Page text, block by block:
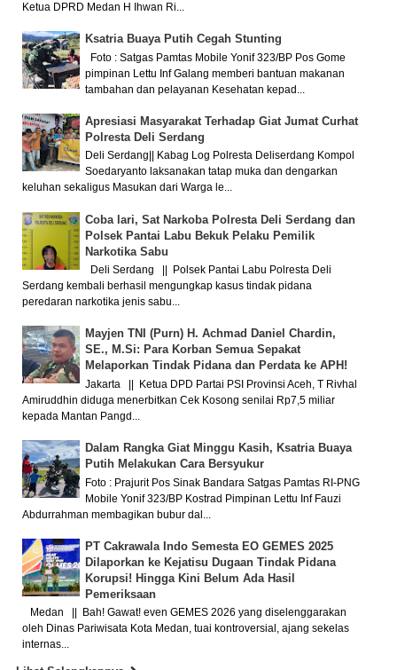
Ketua DPRD Medan H Ihwan Ri...
Ksatria Buaya Putih Cegah Stunting
Foto : Satgas Pamtas Mobile Yonif 323/BP Pos Gome
pimpinan Lettu Inf Galang memberi bantuan makanan
tambahan dan pelayanan Kesehatan kepad...
Apresiasi Masyarakat Terhadap Giat Jumat Curhat
Polresta Deli Serdang
Deli Serdang|| Kabag Log Polresta Deliserdang Kompol
Soedaryanto laksanakan tatap muka dan dengarkan
keluhan sekaligus Masukan dari Warga le...
Coba lari, Sat Narkoba Polresta Deli Serdang dan
Polsek Pantai Labu Bekuk Pelaku Pemilik
Narkotika Sabu
Deli Serdang || Polsek Pantai Labu Polresta Deli
Serdang kembali berhasil mengungkap kasus tindak pidana
peredaran narkotika jenis sabu...
Mayjen TNI (Purn) H. Achmad Daniel Chardin,
SE., M.Si: Para Korban Semua Sepakat
Melaporkan Tindak Pidana dan Perdata ke APH!
Jakarta || Ketua DPD Partai PSI Provinsi Aceh, T Rivhal
Amiruddhin diduga menerbitkan Cek Kosong senilai Rp7,5 miliar
kepada Mantan Pangd...
Dalam Rangka Giat Minggu Kasih, Ksatria Buaya
Putih Melakukan Cara Bersyukur
Foto : Prajurit Pos Sinak Bandara Satgas Pamtas RI-PNG
Mobile Yonif 323/BP Kostrad Pimpinan Lettu Inf Fauzi
Abdurrahman membagikan bubur dal...
PT Cakrawala Indo Semesta EO GEMES 2025
Dilaporkan ke Kejatisu Dugaan Tindak Pidana
Korupsi! Hingga Kini Belum Ada Hasil
Pemeriksaan
Medan || Bah! Gawat! even GEMES 2026 yang diselenggarakan
oleh Dinas Pariwisata Kota Medan, tuai kontroversial, ajang sekelas
internas...